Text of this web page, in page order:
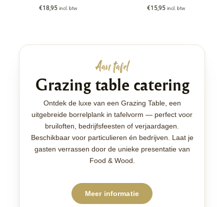
€18,95 incl. btw €15,95 incl. btw
Aan tafel
Grazing table catering
Ontdek de luxe van een Grazing Table, een
uitgebreide borrelplank in tafelvorm — perfect voor
bruiloften, bedrijfsfeesten of verjaardagen.
Beschikbaar voor particulieren én bedrijven. Laat je
gasten verrassen door de unieke presentatie van
Food & Wood.
Meer informatie